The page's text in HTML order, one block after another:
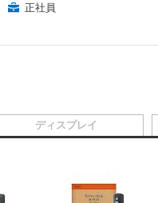
正社員
ディスプレイ